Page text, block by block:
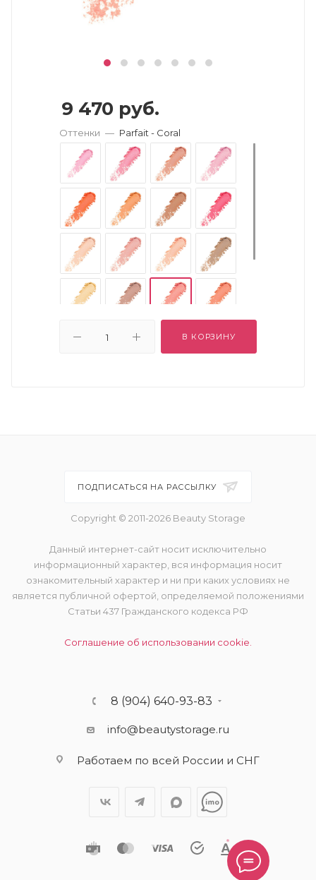
9 470 руб.
Оттенки — Parfait - Coral
В КОРЗИНУ
ПОДПИСАТЬСЯ НА РАССЫЛКУ
Copyright © 2011-2026 Beauty Storage
Данный интернет-сайт носит исключительно
информационный характер, вся информация носит
ознакомительный характер и ни при каких условиях не
является публичной офертой, определяемой положениями
Статьи 437 Гражданского кодекса РФ
Соглашение об использовании cookie.
8 (904) 640-93-83
info@beautystorage.ru
Работаем по всей России и СНГ